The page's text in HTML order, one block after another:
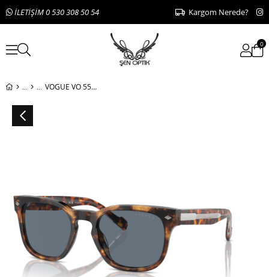
İLETİŞİM 0 530 308 50 54 Kargom Nerede?
0
VOGUE VO 5571-S 28194Y 53